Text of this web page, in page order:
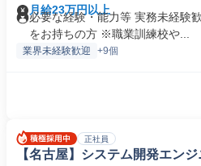
月給23万円以上
必要な経験・能力等 実務未経験
をお持ちの方 ※職業訓練校や...
業界未経験歓迎 +9個
正社員
【名古屋】システム開発エン